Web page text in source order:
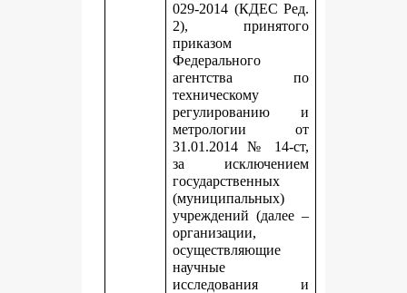
029-2014 (КДЕС Ред.
2), принятого
приказом
Федерального
агентства по
техническому
регулированию и
метрологии от
31.01.2014 № 14-ст,
за исключением
государственных
(муниципальных)
учреждений (далее –
организации,
осуществляющие
научные
исследования и